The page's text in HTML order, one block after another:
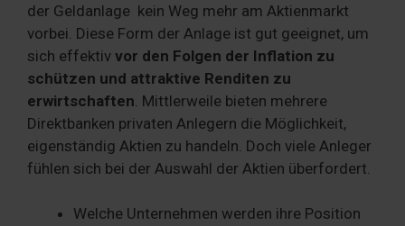
der Geldanlage kein Weg mehr am Aktienmarkt
vorbei. Diese Form der Anlage ist gut geeignet, um
sich effektiv vor den Folgen der Inflation zu
schützen und attraktive Renditen zu
erwirtschaften . Mittlerweile bieten mehrere
Direktbanken privaten Anlegern die Möglichkeit,
eigenständig Aktien zu handeln. Doch viele Anleger
fühlen sich bei der Auswahl der Aktien überfordert.
Welche Unternehmen werden ihre Position